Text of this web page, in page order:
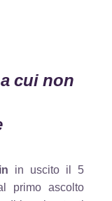
cui non
in uscito il 5
primo ascolto